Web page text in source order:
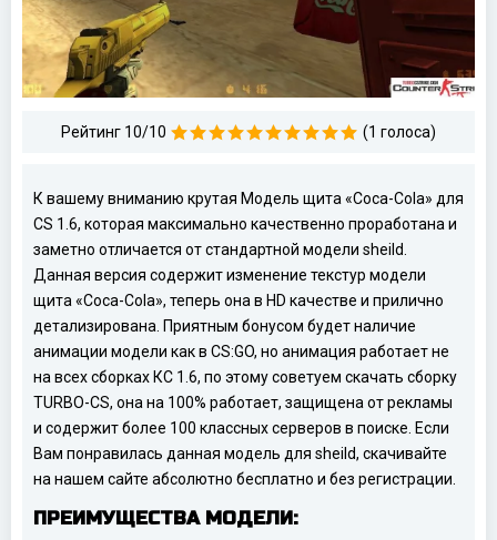
Рейтинг 10/10 (1 голоса)
К вашему вниманию крутая Модель щита «Coca-Cola» для
CS 1.6, которая максимально качественно проработана и
заметно отличается от стандартной модели sheild.
Данная версия содержит изменение текстур модели
щита «Coca-Cola», теперь она в HD качестве и прилично
детализирована. Приятным бонусом будет наличие
анимации модели как в CS:GO, но анимация работает не
на всех сборках КС 1.6, по этому советуем скачать сборку
TURBO-CS, она на 100% работает, защищена от рекламы
и содержит более 100 классных серверов в поиске. Если
Вам понравилась данная модель для sheild, скачивайте
на нашем сайте абсолютно бесплатно и без регистрации.
ПРЕИМУЩЕСТВА МОДЕЛИ: